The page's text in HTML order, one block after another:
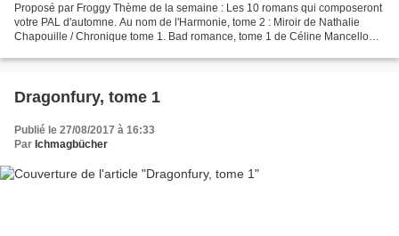
Proposé par Froggy Thème de la semaine : Les 10 romans qui composeront
votre PAL d'automne. Au nom de l'Harmonie, tome 2 : Miroir de Nathalie
Chapouille / Chronique tome 1. Bad romance, tome 1 de Céline Mancellon Il
Dragonfury, tome 1
Publié le 27/08/2017 à 16:33
Par Ichmagbücher